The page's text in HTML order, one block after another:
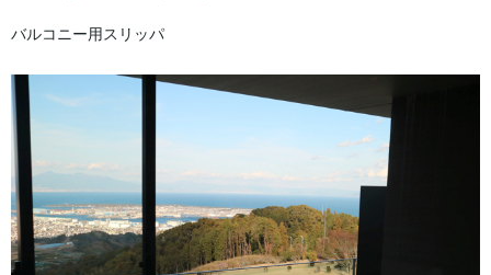
バルコニー用スリッパ